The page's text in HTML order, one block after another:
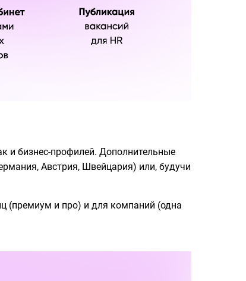
и бизнес-профилей. Дополнительные
Австрия, Швейцария) или, будучи
(премиум и про) и для компаний (одна